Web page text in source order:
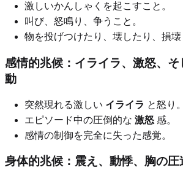
激しいかんしゃくを起こすこと。
叫び、怒鳴り、争うこと。
物を投げつけたり、壊したり、損壊
感情的兆候：イライラ、激怒、
動
突然現れる激しい イライラ と怒り。
エピソード中の圧倒的な 激怒 感。
感情の制御を完全に失った感覚。
身体的兆候：震え、動悸、胸の圧